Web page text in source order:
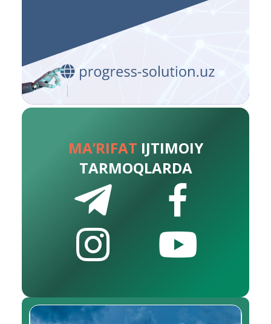
MA’RIFAT IJTIMOIY
TARMOQLARDA